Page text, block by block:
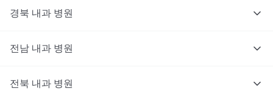
경북 내과 병원
전남 내과 병원
전북 내과 병원